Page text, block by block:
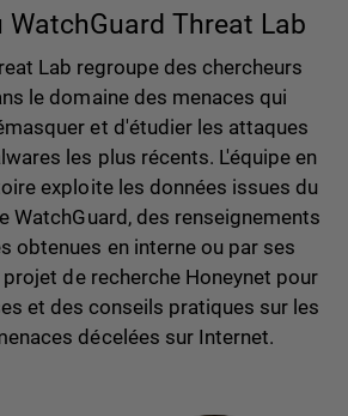
WatchGuard Threat Lab
Lab regroupe des chercheurs
le domaine des menaces qui
et d'étudier les attaques
les plus récents. L'équipe en
exploite les données issues du
WatchGuard, des renseignements
obtenues en interne ou par ses
de recherche Honeynet pour
et des conseils pratiques sur les
décelées sur Internet.